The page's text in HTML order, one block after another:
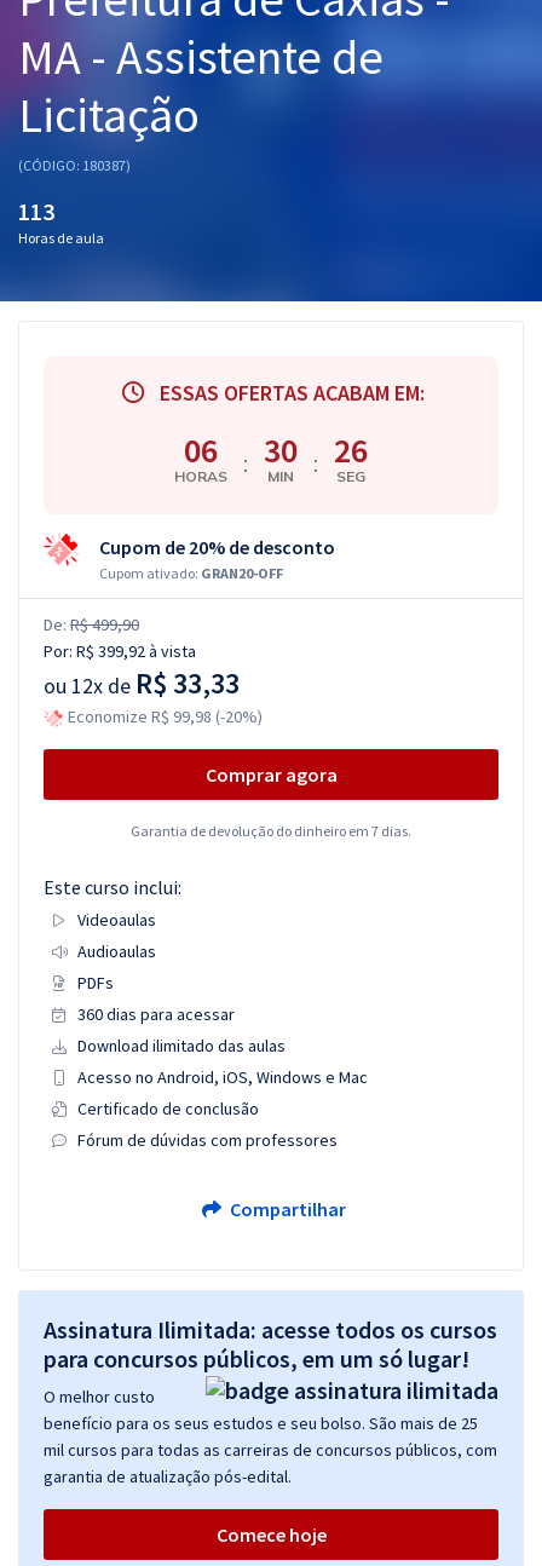
Graduação
OAB
Conteúdo gratuito
MA - Assistente de
Licitação
(CÓDIGO: 180387)
113
Horas de aula
ESSAS OFERTAS ACABAM EM:
06
HORAS : 30
MIN : 25
SEG
Cupom de 20% de desconto
Cupom ativado: GRAN20-OFF
De: R$ 499,90
Por: R$ 399,92à vista
ou 12x de R$ 33,33
Economize R$ 99,98 (-20%)
Comprar agora
Garantia de devolução do dinheiro em 7 dias.
Este curso inclui:
Videoaulas
Audioaulas
PDFs
360 dias para acessar
Download ilimitado das aulas
Acesso no Android, iOS, Windows e Mac
Certificado de conclusão
Fórum de dúvidas com professores
Compartilhar
Assinatura Ilimitada: acesse todos os cursos
para concursos públicos, em um só lugar!
O melhor custo
benefício para os seus estudos e seu bolso. São mais de 25
mil cursos para todas as carreiras de concursos públicos, com
garantia de atualização pós-edital.
Comece hoje